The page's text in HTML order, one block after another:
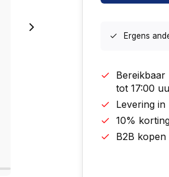
Ergens
tot 17:00
Levering in
10%
B2B